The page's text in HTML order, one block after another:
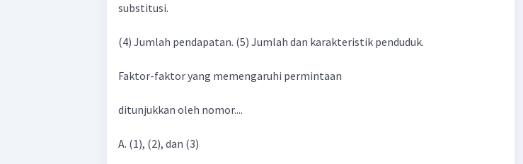
substitusi.
(4) Jumlah pendapatan. (5) Jumlah dan karakteristik penduduk.
Faktor-faktor yang memengaruhi permintaan
ditunjukkan oleh nomor....
A. (1), (2), dan (3)